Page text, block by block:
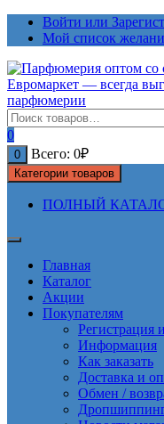
ПерейтиВойти или
Мой список
0
0 Всего: 0₽
Категории товаров
ПОЛНЫЙ
Главная
Каталог
Акции
Покупателям
Регистрация
Информация
Как заказать
Доставка и
Обмен /